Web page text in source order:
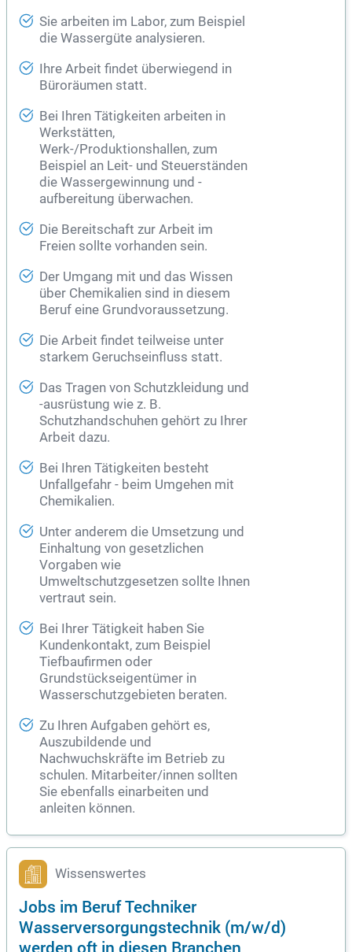
Sie arbeiten im Labor, zum Beispiel
die Wassergüte analysieren.
Ihre Arbeit findet überwiegend in
Büroräumen statt.
Bei Ihren Tätigkeiten arbeiten in
Werkstätten,
Werk-/Produktionshallen, zum
Beispiel an Leit- und Steuerständen
die Wassergewinnung und -
aufbereitung überwachen.
Die Bereitschaft zur Arbeit im
Freien sollte vorhanden sein.
Der Umgang mit und das Wissen
über Chemikalien sind in diesem
Beruf eine Grundvoraussetzung.
Die Arbeit findet teilweise unter
starkem Geruchseinfluss statt.
Das Tragen von Schutzkleidung und
-ausrüstung wie z. B.
Schutzhandschuhen gehört zu Ihrer
Arbeit dazu.
Bei Ihren Tätigkeiten besteht
Unfallgefahr - beim Umgehen mit
Chemikalien.
Unter anderem die Umsetzung und
Einhaltung von gesetzlichen
Vorgaben wie
Umweltschutzgesetzen sollte Ihnen
vertraut sein.
Bei Ihrer Tätigkeit haben Sie
Kundenkontakt, zum Beispiel
Tiefbaufirmen oder
Grundstückseigentümer in
Wasserschutzgebieten beraten.
Zu Ihren Aufgaben gehört es,
Auszubildende und
Nachwuchskräfte im Betrieb zu
schulen. Mitarbeiter/innen sollten
Sie ebenfalls einarbeiten und
anleiten können.
Wissenswertes
Jobs im Beruf Techniker
Wasserversorgungstechnik (m/w/d)
werden oft in diesen Branchen